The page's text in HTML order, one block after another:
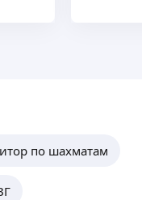
по шахматам